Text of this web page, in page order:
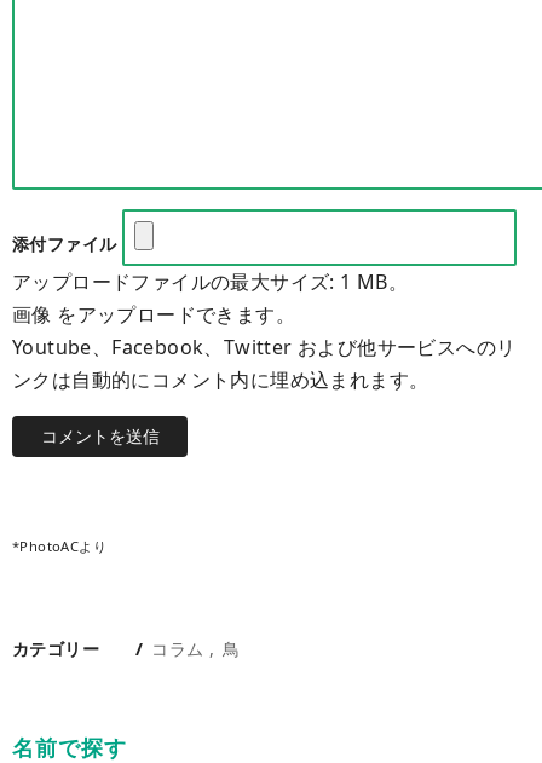
添付ファイル
アップロードファイルの最大サイズ: 1 MB。
画像 をアップロードできます。
Youtube、Facebook、Twitter および他サービスへのリ
ンクは自動的にコメント内に埋め込まれます。
*PhotoACより
カテゴリー コラム 鳥
名前で探す